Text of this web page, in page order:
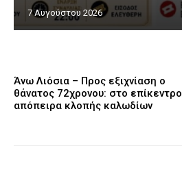
7 Αυγούστου 2026
Άνω Λιόσια – Προς εξιχνίαση ο
θάνατος 72χρονου: στο επίκεντρο
απόπειρα κλοπής καλωδίων